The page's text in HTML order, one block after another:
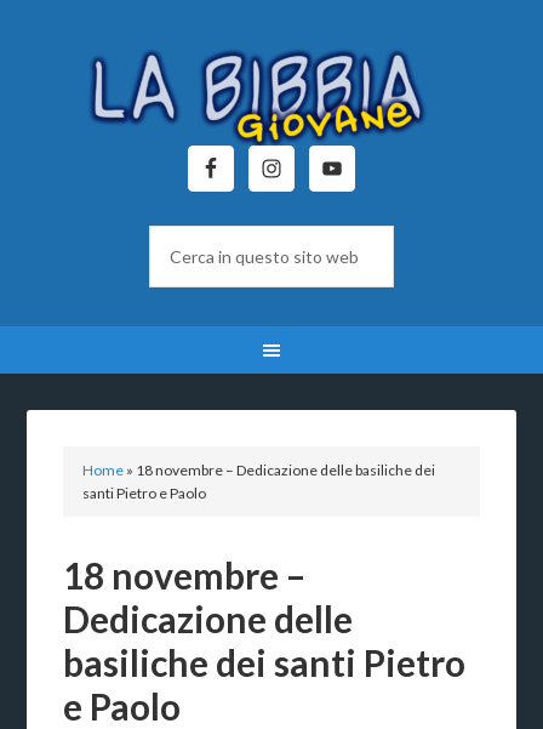
Home » 18 novembre – Dedicazione delle basiliche dei
santi Pietro e Paolo
18 novembre –
Dedicazione delle
basiliche dei santi Pietro
e Paolo